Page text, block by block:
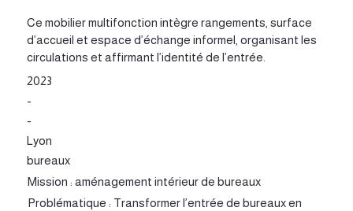
Ce mobilier multifonction intègre rangements, surface
d’accueil et espace d’échange informel, organisant les
circulations et affirmant l’identité de l’entrée.
2023
-
-
Lyon
bureaux
Mission : aménagement intérieur de bureaux
Problématique : Transformer l’entrée de bureaux en